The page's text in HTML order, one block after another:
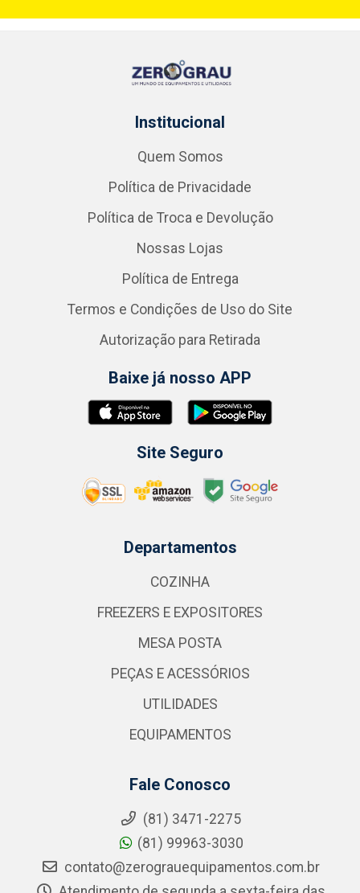
Institucional
Quem Somos
Política de Privacidade
Política de Troca e Devolução
Nossas Lojas
Política de Entrega
Termos e Condições de Uso do Site
Autorização para Retirada
Baixe já nosso APP
Site Seguro
Departamentos
COZINHA
FREEZERS E EXPOSITORES
MESA POSTA
PEÇAS E ACESSÓRIOS
UTILIDADES
EQUIPAMENTOS
Fale Conosco
(81) 3471-2275
(81) 99963-3030
contato@zerograuequipamentos.com.br